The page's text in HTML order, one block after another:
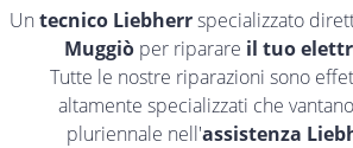
Un tecnico Liebherrspecializzato
Muggiò per riparare il tuo
Tutte le nostre riparazioni sono
altamente specializzati che
pluriennale nell'assistenza